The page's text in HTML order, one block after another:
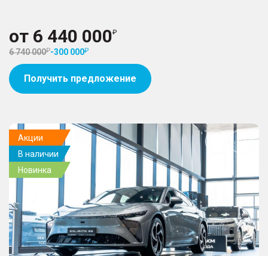
от 6 440 000
6 740 000 -300 000
Получить предложение
Акции
В наличии
Новинка
Добавить